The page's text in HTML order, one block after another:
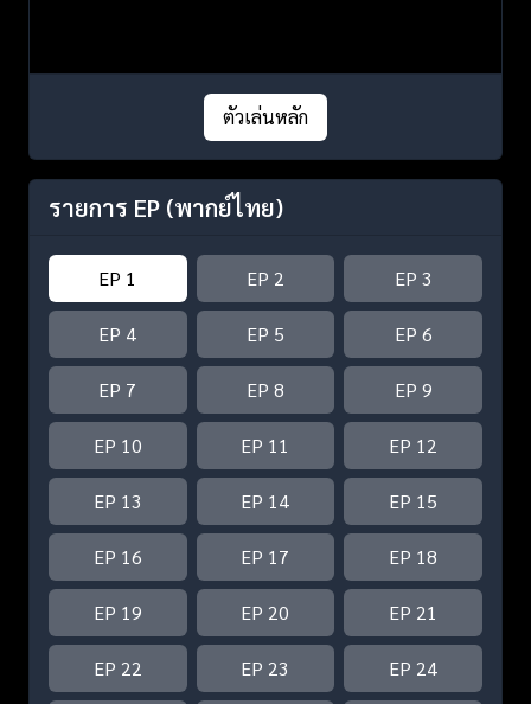
ตัวเล่นหลัก
รายการ EP (พากย์ไทย)
EP 1 EP 2 EP 3
EP 4 EP 5 EP 6
EP 7 EP 8 EP 9
EP 10 EP 11 EP 12
EP 13 EP 14 EP 15
EP 16 EP 17 EP 18
EP 19 EP 20 EP 21
EP 22 EP 23 EP 24